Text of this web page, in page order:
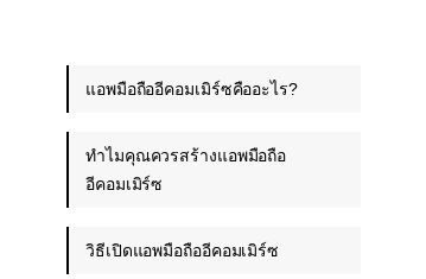
แอพมือถืออีคอมเมิร์ซคืออะไร?
ทำไมคุณควรสร้างแอพมือถือ
อีคอมเมิร์ซ
วิธีเปิดแอพมือถืออีคอมเมิร์ซ